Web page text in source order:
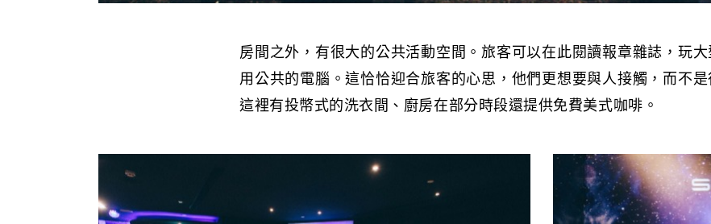
房間之外，有很大的公共活動空間。旅客可以在此閱讀報章雜誌，玩
用公共的電腦。這恰恰迎合旅客的心思，他們更想要與人接觸，而不
這裡有投幣式的洗衣間、廚房在部分時段還提供免費美式咖啡。